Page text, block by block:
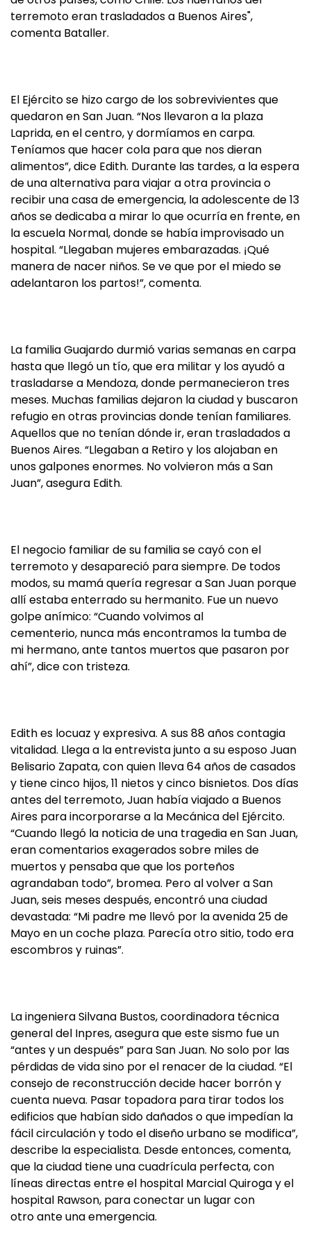
terremoto eran trasladados a Buenos Aires",
comenta Bataller.
El Ejército se hizo cargo de los sobrevivientes que
quedaron en San Juan. “Nos llevaron a la plaza
Laprida, en el centro, y dormíamos en carpa.
Teníamos que hacer cola para que nos dieran
alimentos”, dice Edith. Durante las tardes, a la espera
de una alternativa para viajar a otra provincia o
recibir una casa de emergencia, la adolescente de 13
años se dedicaba a mirar lo que ocurría en frente, en
la escuela Normal, donde se había improvisado un
hospital. “Llegaban mujeres embarazadas. ¡Qué
manera de nacer niños. Se ve que por el miedo se
adelantaron los partos!”, comenta.
La familia Guajardo durmió varias semanas en carpa
hasta que llegó un tío, que era militar y los ayudó a
trasladarse a Mendoza, donde permanecieron tres
meses. Muchas familias dejaron la ciudad y buscaron
refugio en otras provincias donde tenían familiares.
Aquellos que no tenían dónde ir, eran trasladados a
Buenos Aires. “Llegaban a Retiro y los alojaban en
unos galpones enormes. No volvieron más a San
Juan”, asegura Edith.
El negocio familiar de su familia se cayó con el
terremoto y desapareció para siempre. De todos
modos, su mamá quería regresar a San Juan porque
allí estaba enterrado su hermanito. Fue un nuevo
golpe anímico: “Cuando volvimos al
cementerio, nunca más encontramos la tumba de
mi hermano, ante tantos muertos que pasaron por
ahí”, dice con tristeza.
Edith es locuaz y expresiva. A sus 88 años contagia
vitalidad. Llega a la entrevista junto a su esposo Juan
Belisario Zapata, con quien lleva 64 años de casados
y tiene cinco hijos, 11 nietos y cinco bisnietos. Dos días
antes del terremoto, Juan había viajado a Buenos
Aires para incorporarse a la Mecánica del Ejército.
“Cuando llegó la noticia de una tragedia en San Juan,
eran comentarios exagerados sobre miles de
muertos y pensaba que que los porteños
agrandaban todo”, bromea. Pero al volver a San
Juan, seis meses después, encontró una ciudad
devastada: “Mi padre me llevó por la avenida 25 de
Mayo en un coche plaza. Parecía otro sitio, todo era
escombros y ruinas”.
La ingeniera Silvana Bustos, coordinadora técnica
general del Inpres, asegura que este sismo fue un
“antes y un después” para San Juan. No solo por las
pérdidas de vida sino por el renacer de la ciudad. “El
consejo de reconstrucción decide hacer borrón y
cuenta nueva. Pasar topadora para tirar todos los
edificios que habían sido dañados o que impedían la
fácil circulación y todo el diseño urbano se modifica”,
describe la especialista. Desde entonces, comenta,
que la ciudad tiene una cuadrícula perfecta, con
líneas directas entre el hospital Marcial Quiroga y el
hospital Rawson, para conectar un lugar con
otro ante una emergencia.